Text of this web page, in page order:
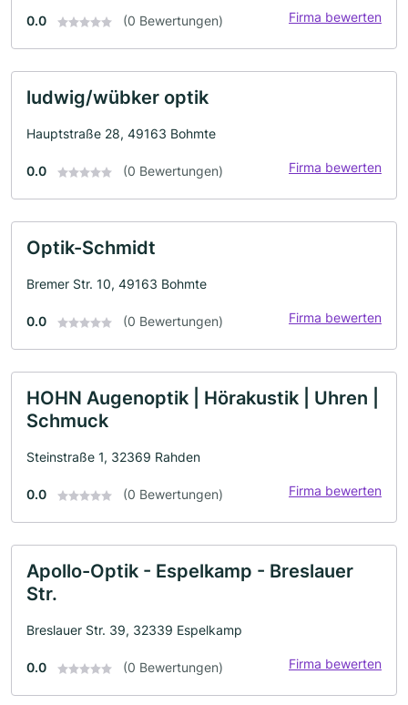
0.0 (0 Bewertungen) Firma bewerten
ludwig/wübker optik
Hauptstraße 28, 49163 Bohmte
0.0 (0 Bewertungen) Firma bewerten
Optik-Schmidt
Bremer Str. 10, 49163 Bohmte
0.0 (0 Bewertungen) Firma bewerten
HOHN Augenoptik | Hörakustik | Uhren |
Schmuck
Steinstraße 1, 32369 Rahden
0.0 (0 Bewertungen) Firma bewerten
Apollo-Optik - Espelkamp - Breslauer
Str.
Breslauer Str. 39, 32339 Espelkamp
0.0 (0 Bewertungen) Firma bewerten